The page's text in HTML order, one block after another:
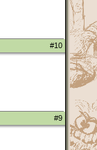
#10
#9